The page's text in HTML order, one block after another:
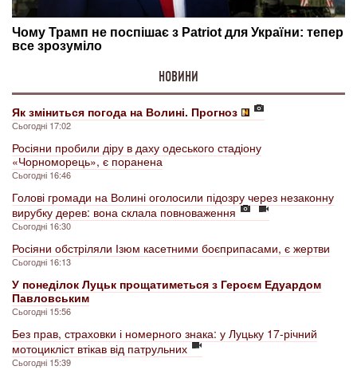
НОВИНИ
Як зміниться погода на Волині. Прогноз
Сьогодні 17:02
Росіяни пробили діру в даху одеського стадіону
«Чорноморець», є поранена
Сьогодні 16:46
Голові громади на Волині оголосили підозру через незаконну
вирубку дерев: вона склала повноваження
Сьогодні 16:30
Росіяни обстріляли Ізюм касетними боєприпасами, є жертви
Сьогодні 16:13
У понеділок Луцьк прощатиметься з Героєм Едуардом
Павловським
Сьогодні 15:56
Без прав, страховки і номерного знака: у Луцьку 17-річний
мотоцикліст втікав від патрульних
Сьогодні 15:39